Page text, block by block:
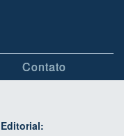
Contato
Editorial: